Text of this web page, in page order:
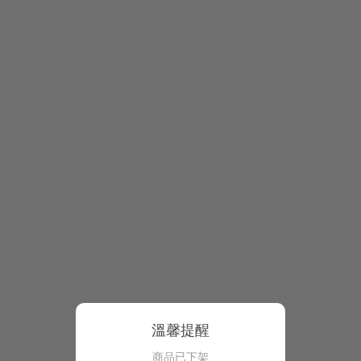
溫馨提醒
商品已下架